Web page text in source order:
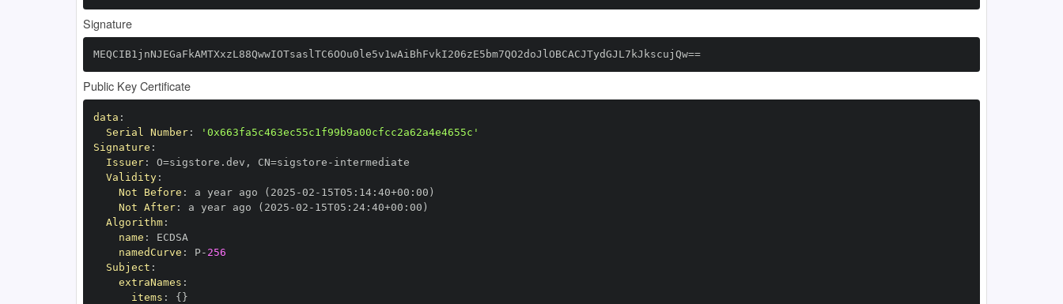
Signature
MEQCIB1jnNJEGaFkAMTXxzL88QwwIOTsaslTC6OOu0le5v1wAiBhFvkI206zE5bm7QO2doJlOBCACJTydGJL7kJkscujQw==
Public Key Certificate
data :
Serial Number:
'0x663fa5c463ec55c1f99b9a00cfcc2a62a4e4655c'
Signature :
Issuer: O=sigstore.dev , CN=sigstore -
Validity:
Not Before : a year ago (2025 -02 - 15T05 : 14: 40+00 :
Not After: a year ago (2025 -02 - 15T05 : 24: 40+00 :
Algorithm:
name :
namedCurve : P- 256
Subject :
extraNames :
items : { }